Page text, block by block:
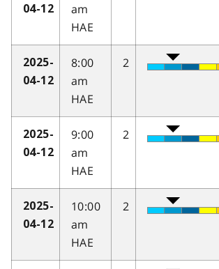
04-12
am
HAE
2025-
04-12
8:00
am
HAE
2
2025-
04-12
9:00
am
HAE
2
2025-
04-12
10:00
am
HAE
2